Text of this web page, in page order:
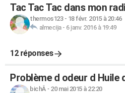
Tac Tac Tac dans mon
thermos123- 18 févr. 2015 à 20:46
almecija- 6 janv. 2016 à 19:49
12 réponses
Problème d odeur d Huile
bichÂ- 20 mai 2015 à 22:20